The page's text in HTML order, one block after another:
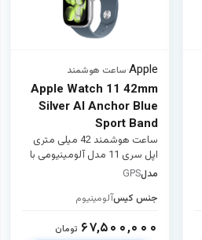
Apple
·ساعت هوشمند
Apple Watch 11 42mm
Silver Al Anchor Blue
Sport Band
ساعت هوشمند 42 میلی متری
اپل سری 11 مدل آلومینیومی با
بند سیلیکونی
مدلGPS
جنس کیسآلومینیوم
۶۷,۵۰۰,۰۰۰ تومان